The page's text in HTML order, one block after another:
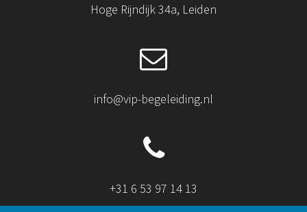
Hoge Rijndijk 34a, Leiden
info@vip-begeleiding.nl
+31 6 53 97 14 13